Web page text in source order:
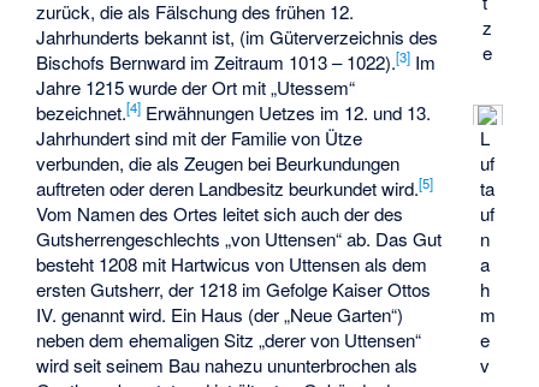
z
e
L
uf
ta
uf
n
a
h
m
e
v
zurück, die als Fälschung des frühen 12.
Jahrhunderts bekannt ist, (im Güterverzeichnis des
Bischofs Bernward im Zeitraum 1013 – 1022).[3] Im
Jahre 1215 wurde der Ort mit „Utessem“
bezeichnet.[4] Erwähnungen Uetzes im 12. und 13.
Jahrhundert sind mit der Familie von Ütze
verbunden, die als Zeugen bei Beurkundungen
auftreten oder deren Landbesitz beurkundet wird.[5]
Vom Namen des Ortes leitet sich auch der des
Gutsherrengeschlechts „von Uttensen“ ab. Das Gut
besteht 1208 mit Hartwicus von Uttensen als dem
ersten Gutsherr, der 1218 im Gefolge Kaiser Ottos
IV. genannt wird. Ein Haus (der „Neue Garten“)
neben dem ehemaligen Sitz „derer von Uttensen“
wird seit seinem Bau nahezu ununterbrochen als